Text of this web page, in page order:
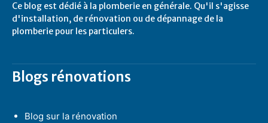
Ce blog est dédié à la plomberie en générale. Qu'il s'agisse
d'installation, de rénovation ou de dépannage de la
plomberie pour les particulers.
Blogs rénovations
Blog sur la rénovation